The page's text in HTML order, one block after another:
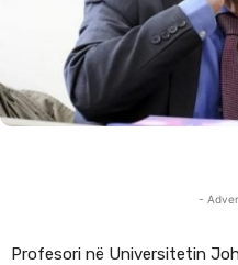
-
Profesori në Universitetin